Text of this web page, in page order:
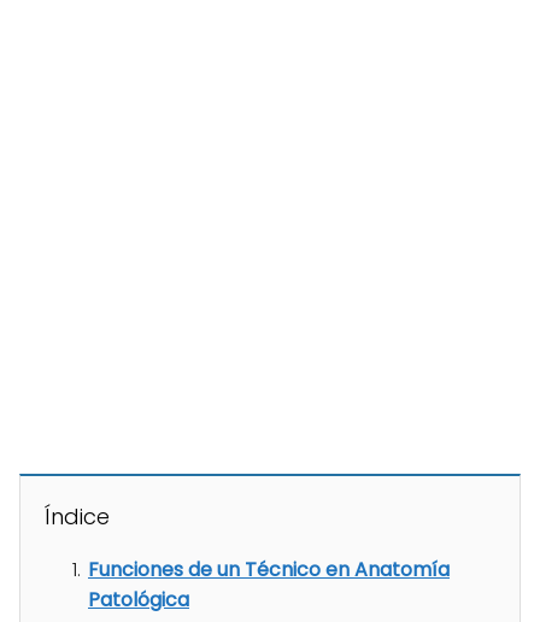
Índice
Funciones de un Técnico en Anatomía
Patológica